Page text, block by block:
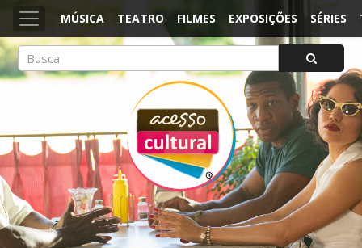
MÚSICA TEATRO FILMES EXPOSIÇÕES SÉRIES
ACESSO CULTURAL
Arte, Cultura Pop e Entretenimento